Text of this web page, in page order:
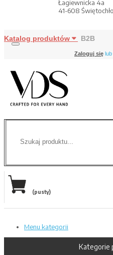
Łagiewnicka 4a
41-608
Katalog produktów B2B
Zaloguj się lub
(pusty)
Menu kategorii
Kategorie